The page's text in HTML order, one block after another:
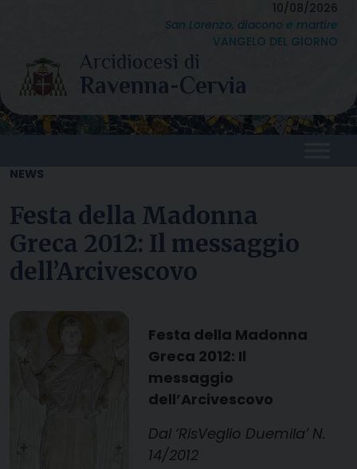
content
10/08/2026
San Lorenzo, diacono e martire
VANGELO DEL GIORNO
NEWS
Festa della Madonna
Greca 2012: Il messaggio
dell’Arcivescovo
Festa della Madonna
Greca 2012: Il
messaggio
dell’Arcivescovo
Dal ‘RisVeglio Duemila’ N.
14/2012